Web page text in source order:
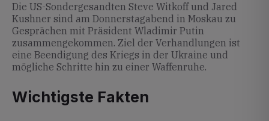
Die US-Sondergesandten Steve Witkoff und Jared
Kushner sind am Donnerstagabend in Moskau zu
Gesprächen mit Präsident Wladimir Putin
zusammengekommen. Ziel der Verhandlungen ist
eine Beendigung des Kriegs in der Ukraine und
mögliche Schritte hin zu einer Waffenruhe.
Wichtigste Fakten